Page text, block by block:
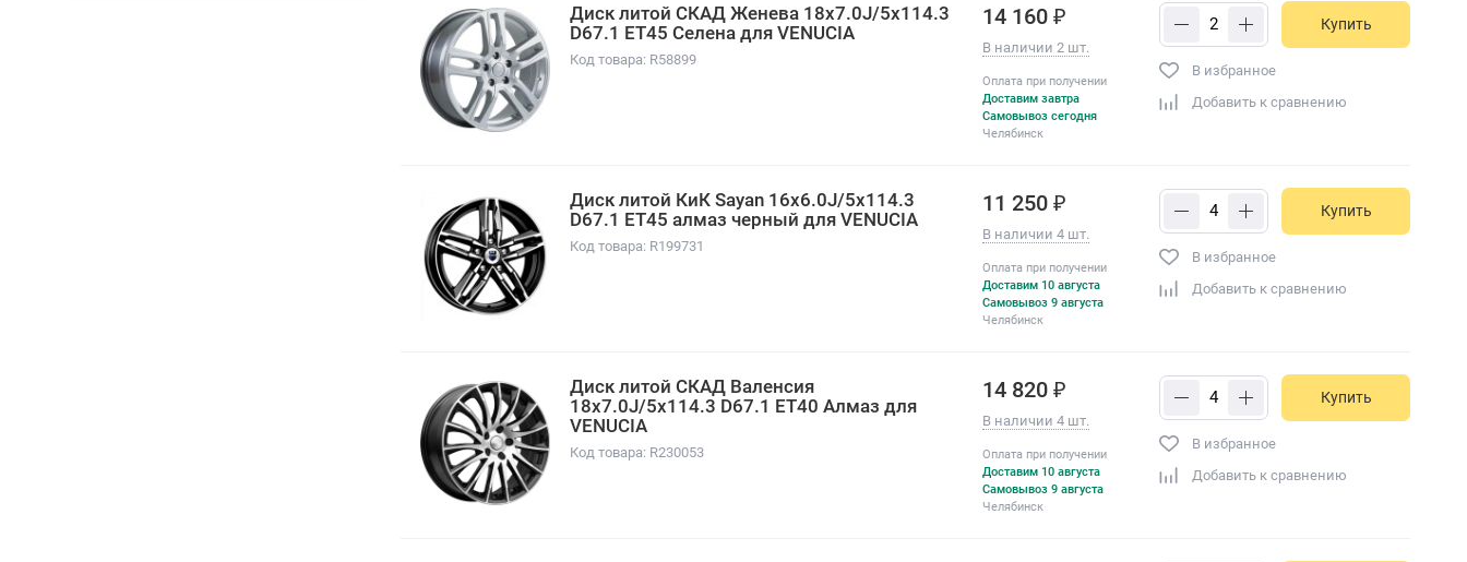
Диск литой СКАД Женева 18x7.0J/5x114.3
D67.1 ET45 Селена для VENUCIA
Код товара: R58899
14 160 ₽
В наличии 2 шт.
Оплата при получении
Доставим завтра
Самовывоз сегодня
Челябинск
Купить
В избранное
Добавить к сравнению
Диск литой КиК Sayan 16x6.0J/5x114.3
D67.1 ET45 алмаз черный для VENUCIA
Код товара: R199731
11 250 ₽
В наличии 4 шт.
Оплата при получении
Доставим 10 августа
Самовывоз 9 августа
Челябинск
Купить
В избранное
Добавить к сравнению
Диск литой СКАД Валенсия
18x7.0J/5x114.3 D67.1 ET40 Алмаз для
VENUCIA
Код товара: R230053
14 820 ₽
В наличии 4 шт.
Оплата при получении
Доставим 10 августа
Самовывоз 9 августа
Челябинск
Купить
В избранное
Добавить к сравнению